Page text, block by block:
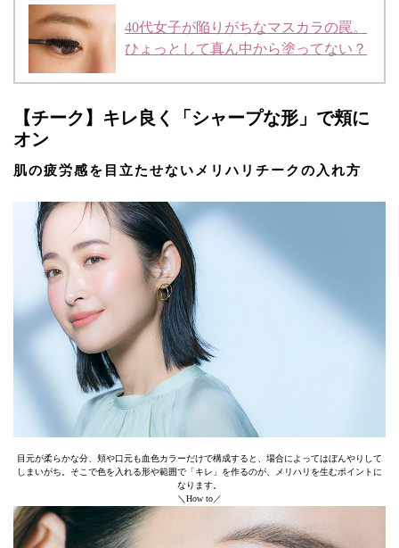
40代女子が陥りがちなマスカラの罠。
ひょっとして真ん中から塗ってない？
【チーク】キレ良く「シャープな形」で頬に
オン
肌の疲労感を目立たせないメリハリチークの入れ方
目元が柔らかな分、頬や口元も血色カラーだけで構成すると、場合によってはぼんやりして
しまいがち。そこで色を入れる形や範囲で「キレ」を作るのが、メリハリを生むポイントに
なります。
＼How to／